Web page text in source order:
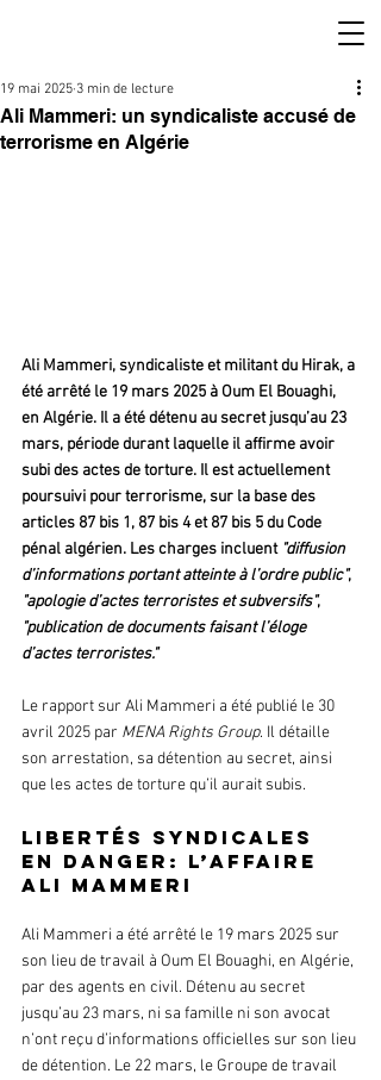
Ali Mammeri: un syndicaliste accusé de
terrorisme en Algérie
19 mai 2025 3 min de lecture
Ali Mammeri, syndicaliste et militant du Hirak, a
été arrêté le 19 mars 2025 à Oum El Bouaghi,
en Algérie. Il a été détenu au secret jusqu’au 23
mars, période durant laquelle il affirme avoir
subi des actes de torture. Il est actuellement
poursuivi pour terrorisme, sur la base des
articles 87 bis 1, 87 bis 4 et 87 bis 5 du Code
pénal algérien. Les charges incluent "diffusion
d’informations portant atteinte à l’ordre public",
"apologie d’actes terroristes et subversifs",
"publication de documents faisant l’éloge
d’actes terroristes."
Le rapport sur Ali Mammeri a été publié le 30
avril 2025 par MENA Rights Group. Il détaille
son arrestation, sa détention au secret, ainsi
que les actes de torture qu’il aurait subis.
Libertés syndicales
en danger: l’affaire
Ali Mammeri
Ali Mammeri a été arrêté le 19 mars 2025 sur
son lieu de travail à Oum El Bouaghi, en Algérie,
par des agents en civil. Détenu au secret
jusqu’au 23 mars, ni sa famille ni son avocat
n’ont reçu d’informations officielles sur son lieu
de détention. Le 22 mars, le Groupe de travail